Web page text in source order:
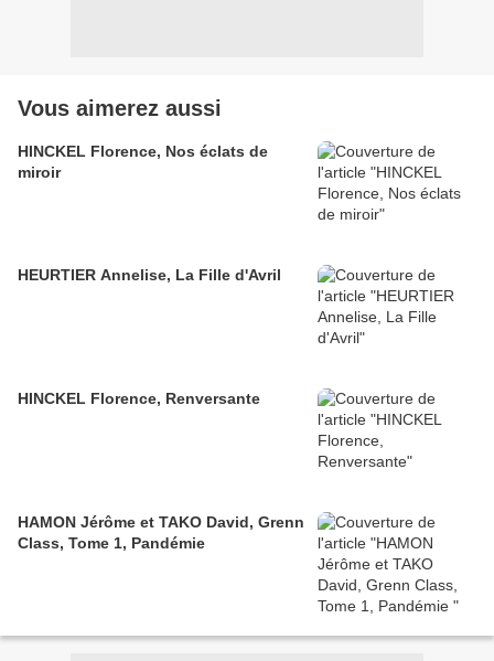
Vous aimerez aussi
HINCKEL Florence, Nos éclats de
miroir
HEURTIER Annelise, La Fille d'Avril
HINCKEL Florence, Renversante
HAMON Jérôme et TAKO David, Grenn
Class, Tome 1, Pandémie